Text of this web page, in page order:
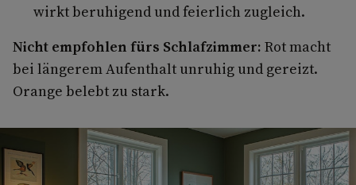
wirkt beruhigend und feierlich zugleich.
Nicht empfohlen fürs Schlafzimmer: Rot macht
bei längerem Aufenthalt unruhig und gereizt.
Orange belebt zu stark.